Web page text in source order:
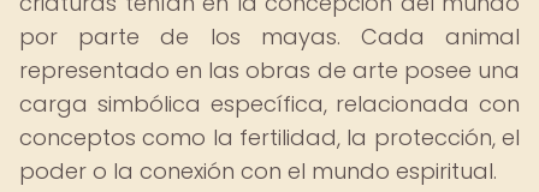
por parte de los mayas. Cada animal
representado en las obras de arte posee una
carga simbólica específica, relacionada con
conceptos como la fertilidad, la protección, el
poder o la conexión con el mundo espiritual.